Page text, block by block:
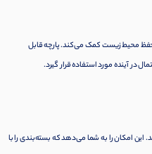
حفظ محیط زیست کمک می‌کند. پارچه قابل
در آینده مورد استفاده قرار گیرد.
امکان را به شما می‌دهد که بسته‌بندی را با